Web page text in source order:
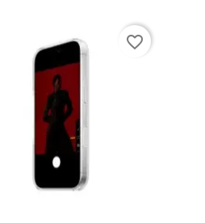
favorite_border